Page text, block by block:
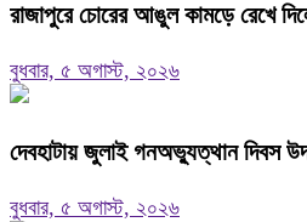
রাজাপুরে চোরের আঙুল কামড়ে রেখে
বুধবার, ৫ অগাস্ট, ২০২৬
দেবহাটায় জুলাই গনঅভ্যুত্থান দিবস
বুধবার, ৫ অগাস্ট, ২০২৬